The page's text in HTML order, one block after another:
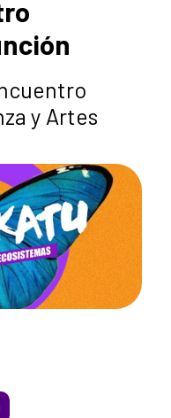
y Artes